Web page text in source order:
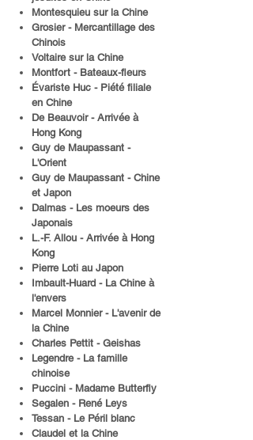
Montesquieu sur la Chine
Grosier - Mercantillage des
Chinois
Voltaire sur la Chine
Montfort - Bateaux-fleurs
Évariste Huc - Piété filiale
en Chine
De Beauvoir - Arrivée à
Hong Kong
Guy de Maupassant -
L'Orient
Guy de Maupassant - Chine
et Japon
Dalmas - Les moeurs des
Japonais
L.-F. Allou - Arrivée à Hong
Kong
Pierre Loti au Japon
Imbault-Huard - La Chine à
l'envers
Marcel Monnier - L'avenir de
la Chine
Charles Pettit - Geishas
Legendre - La famille
chinoise
Puccini - Madame Butterfly
Segalen - René Leys
Tessan - Le Péril blanc
Claudel et la Chine